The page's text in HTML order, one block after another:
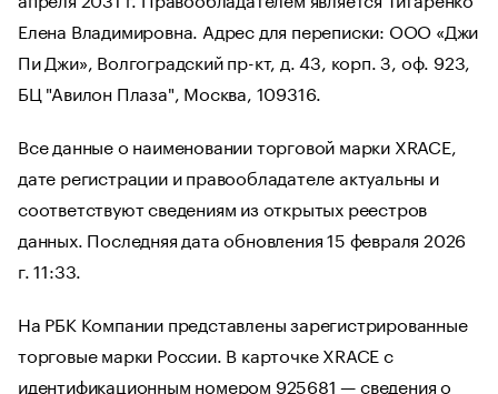
Елена Владимировна. Адрес для переписки: ООО «Джи
Пи Джи», Волгоградский пр-кт, д. 43, корп. З, оф. 923,
БЦ "Авилон Плаза", Москва, 109316.
Все данные о наименовании торговой марки XRACE,
дате регистрации и правообладателе актуальны и
соответствуют сведениям из открытых реестров
данных. Последняя дата обновления 15 февраля 2026
г. 11:33.
На РБК Компании представлены зарегистрированные
торговые марки России. В карточке XRACE с
идентификационным номером 925681 — сведения о